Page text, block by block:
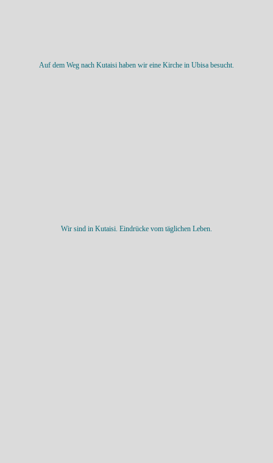
Auf dem Weg nach Kutaisi haben wir eine Kirche in Ubisa besucht.
Wir sind in Kutaisi. Eindrücke vom täglichen Leben.